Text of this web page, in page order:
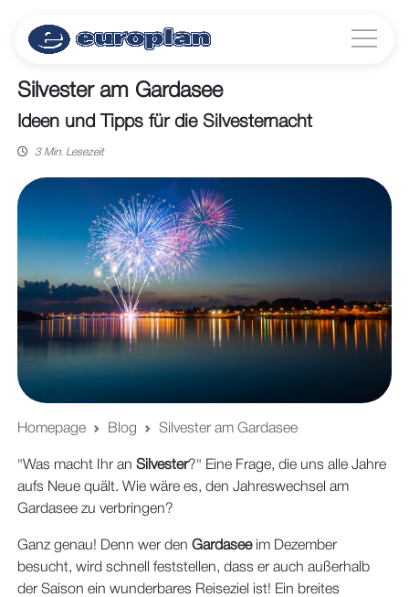
Silvester am Gardasee
Ideen und Tipps für die Silvesternacht
3 Min. Lesezeit
Homepage Blog Silvester am Gardasee
"Was macht Ihr an Silvester?" Eine Frage, die uns alle Jahre
aufs Neue quält. Wie wäre es, den Jahreswechsel am
Gardasee zu verbringen?
Ganz genau! Denn wer den Gardaseeim Dezember
besucht, wird schnell feststellen, dass er auch außerhalb
der Saison ein wunderbares Reiseziel ist! Ein breites